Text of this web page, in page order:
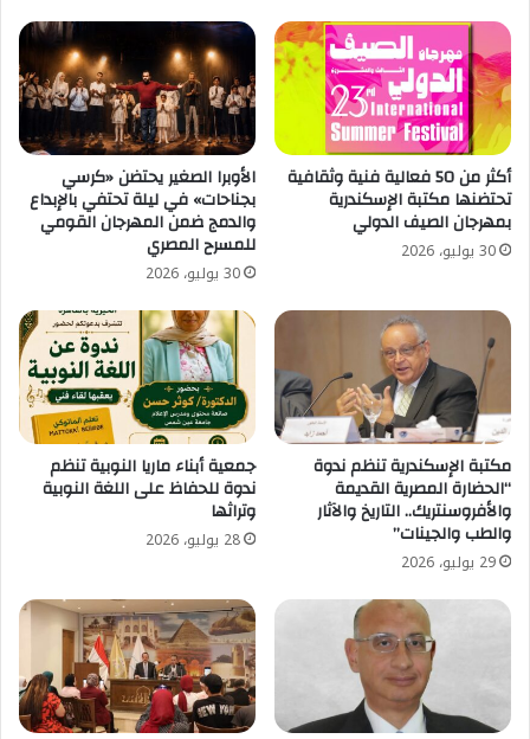
أكثر من 50 فعالية فنية وثقافية
تحتضنها مكتبة الإسكندرية
بمهرجان الصيف الدولي
30 يوليو، 2026
الأوبرا الصغير يحتضن «كرسي
بجناحات» في ليلة تحتفي بالإبداع
والدمج ضمن المهرجان القومي
للمسرح المصري
30 يوليو، 2026
مكتبة الإسكندرية تنظم ندوة
“الحضارة المصرية القديمة
والأفروسنتريك.. التاريخ والآثار
والطب والجينات”
29 يوليو، 2026
جمعية أبناء ماريا النوبية تنظم
ندوة للحفاظ على اللغة النوبية
وتراثها
28 يوليو، 2026